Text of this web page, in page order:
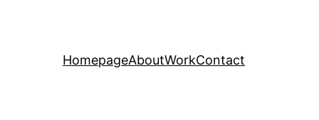
HomepageAboutWorkContact